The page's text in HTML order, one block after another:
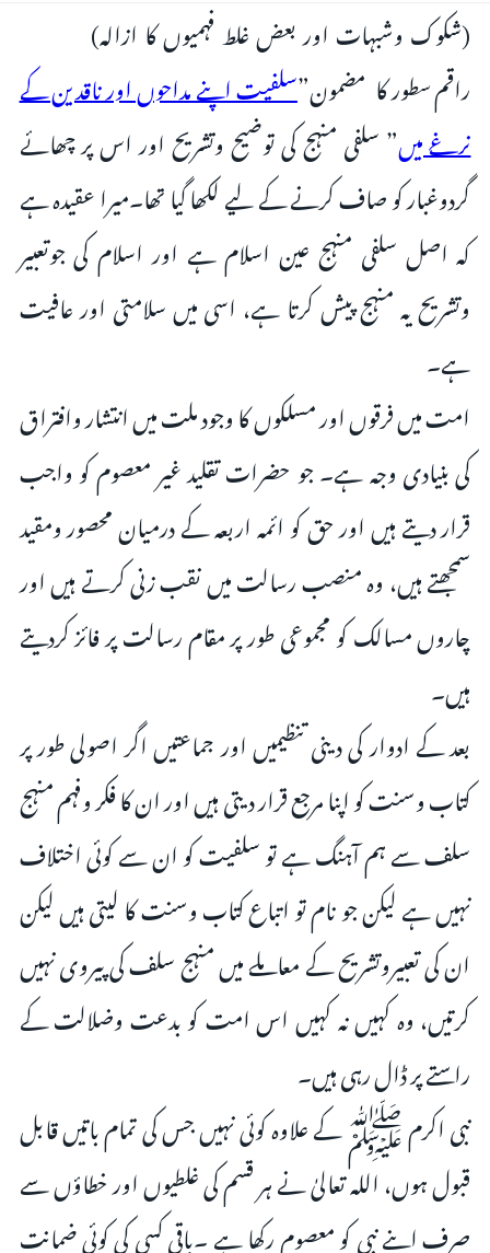
(شکوک وشبہات اور بعض غلط فہمیوں کا ازالہ)
راقم سطور کا مضمون”سلفیت اپنے مداحوں اور ناقدین کے
نرغے میں” سلفی منہج کی توضیح وتشریح اور اس پر چھائے
گردوغبار کو صاف کرنے کے لیے لکھا گیا تھا۔میرا عقیدہ ہے
کہ اصل سلفی منہج عین اسلام ہے اور اسلام کی جوتعبیر
وتشریح یہ منہج پیش کرتا ہے، اسی میں سلامتی اور عافیت
ہے۔
امت میں فرقوں اور مسلکوں کا وجود ملت میں انتشار وافتراق
کی بنیادی وجہ ہے۔ جو حضرات تقلید غیر معصوم کو واجب
قرار دیتے ہیں اور حق کو ائمہ اربعہ کے درمیان محصور ومقید
سمجھتے ہیں، وہ منصب رسالت میں نقب زنی کرتے ہیں اور
چاروں مسالک کو مجموعی طور پر مقام رسالت پر فائز کردیتے
ہیں۔
بعد کے ادوار کی دینی تنظیمیں اور جماعتیں اگر اصولی طور پر
کتاب وسنت کو اپنا مرجع قرار دیتی ہیں اور ان کا فکر وفہم منہج
سلف سے ہم آہنگ ہے تو سلفیت کو ان سے کوئی اختلاف
نہیں ہے لیکن جو نام تو اتباع کتاب وسنت کا لیتی ہیں لیکن
ان کی تعبیروتشریح کے معاملے میں منہج سلف کی پیروی نہیں
کرتیں، وہ کہیں نہ کہیں اس امت کو بدعت وضلالت کے
راستے پر ڈال رہی ہیں۔
نبی اکرم ﷺ کے علاوہ کوئی نہیں جس کی تمام باتیں قابل
قبول ہوں، اللہ تعالیٰ نے ہر قسم کی غلطیوں اور خطاؤں سے
صرف اپنے نبی کو معصوم رکھا ہے ۔باقی کسی کی کوئی ضمانت